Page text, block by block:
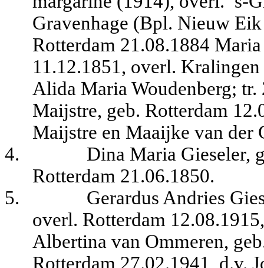
Gravenhage (Bpl. Nieuw
Rotterdam 21.08.1884
11.12.1851, overl.
Alida Maria Woudenberg;
Maijstre, geb. Rotterdam
Maijstre en Maaijke van der
4.
Dina Maria Gieseler,
Rotterdam 21.06.1850.
5.
Gerardus Andries
overl. Rotterdam
Albertina van Ommeren,
Rotterdam 27.02.1941, d.v.